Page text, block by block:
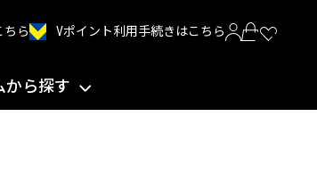
ちら Vポイント利用手続きはこちら
から探す